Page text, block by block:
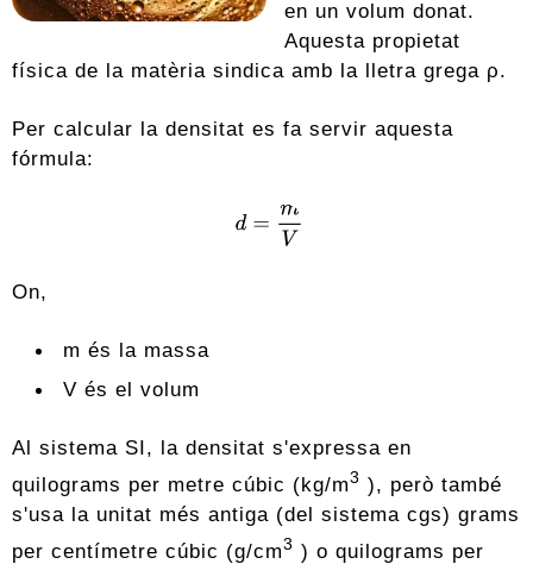
en un volum donat.
Aquesta propietat
física de la matèria sindica amb la lletra grega ρ.
Per calcular la densitat es fa servir aquesta
fórmula:
On,
m és la massa
V és el volum
Al sistema SI, la densitat s'expressa en
quilograms per metre cúbic (kg/m3 ), però també
s'usa la unitat més antiga (del sistema cgs) grams
per centímetre cúbic (g/cm3 ) o quilograms per